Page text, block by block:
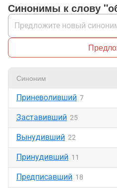
Синонимы к слову
Синоним
Приневоливший 7
Заставивший 25
Вынудивший 22
Принудивший 11
Предписавший 18